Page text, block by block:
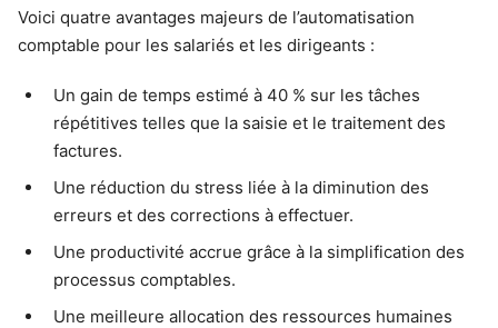
Voici quatre avantages majeurs de l’automatisation
comptable pour les salariés et les dirigeants :
Un gain de temps estimé à 40 % sur les tâches
répétitives telles que la saisie et le traitement des
factures.
Une réduction du stress liée à la diminution des
erreurs et des corrections à effectuer.
Une productivité accrue grâce à la simplification des
processus comptables.
Une meilleure allocation des ressources humaines